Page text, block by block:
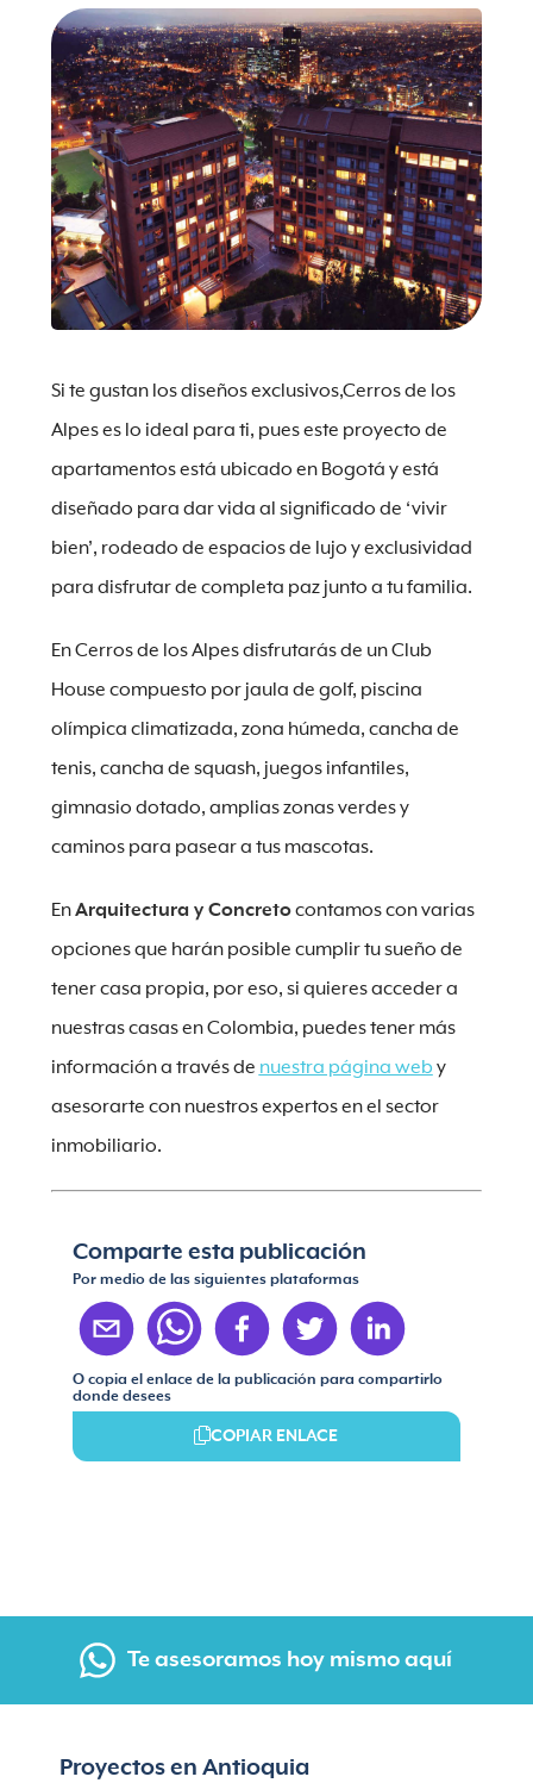
Si te gustan los diseños exclusivos,Cerros de los
Alpes es lo ideal para ti, pues este proyecto de
apartamentos está ubicado en Bogotá y está
diseñado para dar vida al significado de ‘vivir
bien’, rodeado de espacios de lujo y exclusividad
para disfrutar de completa paz junto a tu familia.
En Cerros de los Alpes disfrutarás de un Club
House compuesto por jaula de golf, piscina
olímpica climatizada, zona húmeda, cancha de
tenis, cancha de squash, juegos infantiles,
gimnasio dotado, amplias zonas verdes y
caminos para pasear a tus mascotas.
EnArquitectura y Concretocontamos con varias
opciones que harán posible cumplir tu sueño de
tener casa propia, por eso, si quieres acceder a
nuestras casas en Colombia, puedes tener más
información a través de nuestra página web y
asesorarte con nuestros expertos en el sector
inmobiliario.
Comparte esta publicación
Por medio de las siguientes plataformas
O copia el enlace de la publicación para compartirlo
donde desees
COPIAR ENLACE
Te asesoramos hoy mismo aquí
Proyectos en Antioquia